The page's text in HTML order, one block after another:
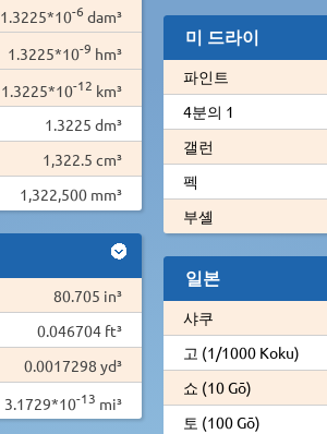
1.3225*10-6 dam³
1.3225*10-9 hm³
1.3225*10-12 km³
1.3225 dm³
1,322.5 cm³
1,322,500 mm³
80.705 in³
0.046704 ft³
0.0017298 yd³
3.1729*10-13 mi³
미 드라이
파인트
4분의 1
갤런
펙
부셸
일본
샤쿠
고 (1/1000 Koku)
쇼 (10 Gō)
토 (100 Gō)